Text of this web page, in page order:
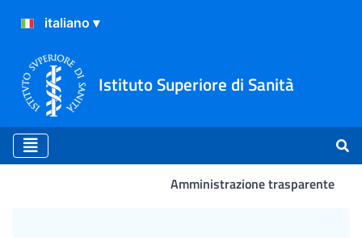
Istituto Superiore di Sanità
Amministrazione trasparente